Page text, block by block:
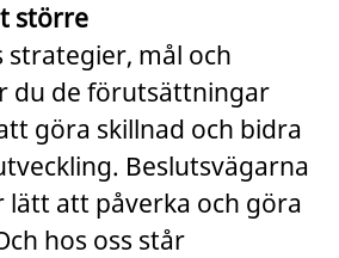
större
strategier, mål och
du de förutsättningar
göra skillnad och bidra
Beslutsvägarna
lätt att påverka och göra
hos oss står